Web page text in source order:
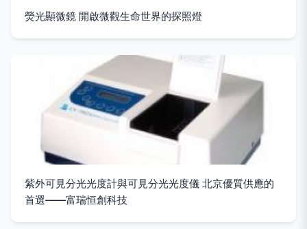
熒光顯微鏡 開啟微觀生命世界的探照燈
紫外可見分光光度計與可見分光光度儀 北京優質供應的
首選——富瑞恒創科技